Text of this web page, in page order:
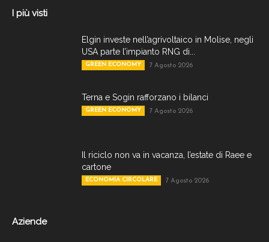
I più visti
Elgin investe nell’agrivoltaico in Molise, negli
USA parte l’impianto RNG di...
GREEN ECONOMY 7 Agosto 2026
Terna e Sogin rafforzano i bilanci
GREEN ECONOMY 7 Agosto 2026
Il riciclo non va in vacanza, l’estate di Raee e
cartone
ECONOMIA CIRCOLARE 7 Agosto 2026
Aziende